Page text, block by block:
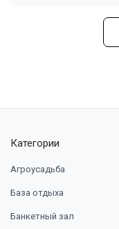
Категории
Агроусадьба
База отдыха
Банкетный зал